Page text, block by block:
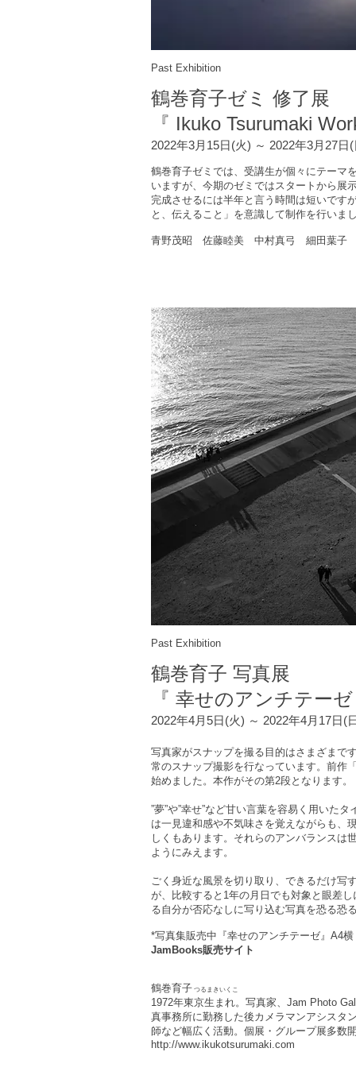
Past Exhibition
鶴巻育子ゼミ 修了展
『 Ikuko Tsurumaki
2022年3月15日(火) ～ 2022年3月27日
鶴巻育子ゼミでは、受講生が個々にテーマ
いますが、今期のゼミではスタートから展
完成させるには半年と言う時間は短いです
と、伝えること」を意識して制作を行いま
青野茂昭 佐藤睦美 中村真弓 細田葉子
Past Exhibition
鶴巻育子 写真展
『 幸せのアンチテー
2022年4月5日(火) ～ 2022年4月17日(
写真家がスナップを撮る目的はさまざまで
常のスナップ撮影を行なっています。前作
始めました。本作がその第2段となります。
”夢”や”幸せ”など甘い言葉を容易く用いた
は一見違和感や不気味さを覚えながらも、
しくもあります。それらのアンバランスは
ようにみえます。
ごく身近な風景を切り取り、できるだけ写
が、比較すると1年の月日でも対象と眼差
る自分が否応なしに写り込む写真を恐る恐
*写真集販売中『幸せのアンチテーゼ』A4横
JamBooks販売サイト
鶴巻育子 つるまきいくこ
1972年東京生まれ。写真家、Jam Photo
真事務所に勤務した後カメラマンアシスタ
師など幅広く活動。個展・グループ展多数
http://www.ikukotsurumaki.com